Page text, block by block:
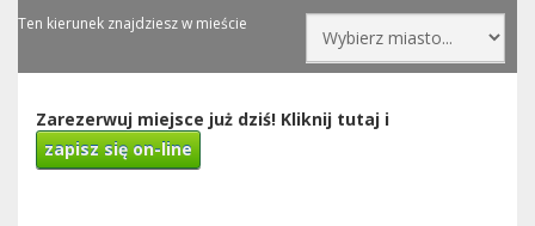
Ten kierunek znajdziesz w mieście
Zarezerwuj miejsce już dziś! Kliknij tutaj i
zapisz się on-line